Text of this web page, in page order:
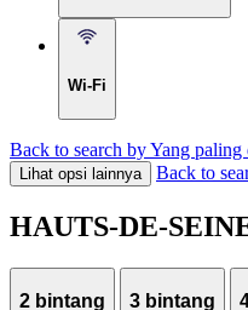
Wi-Fi
Back to search by Yang paling
Lihat opsi lainnya Back to
HAUTS-DE-
2 bintang 3 bintang